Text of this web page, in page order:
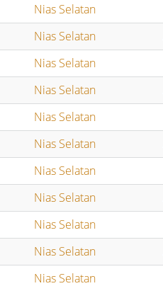
Nias Selatan
Nias Selatan
Nias Selatan
Nias Selatan
Nias Selatan
Nias Selatan
Nias Selatan
Nias Selatan
Nias Selatan
Nias Selatan
Nias Selatan